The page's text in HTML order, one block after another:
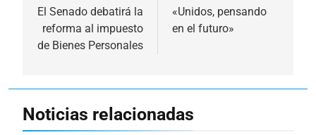
de
entradas
El Senado debatirá la
reforma al impuesto
de Bienes Personales
«Unidos, pensando
en el futuro»
Noticias relacionadas